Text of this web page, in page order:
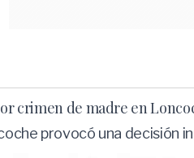
crimen de madre en
provocó una decisión